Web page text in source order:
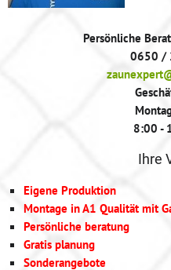
Persönliche
0650 /
8:00 -
Ihre
Eigene Produktion
Montage in A1 Qualität mit
Persönliche beratung
Gratis planung
Sonderangebote